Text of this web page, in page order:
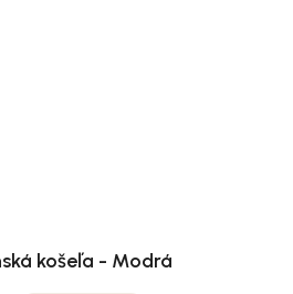
košeľa - Modrá